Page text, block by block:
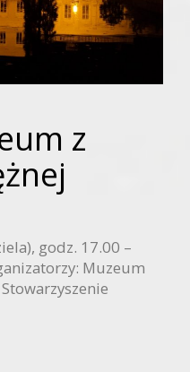
z
godz. 17.00 –
Muzeum